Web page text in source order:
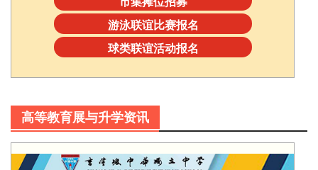
游泳联谊比赛报名
球类联谊活动报名
高等教育展与升学资讯